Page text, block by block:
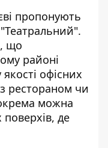
пропонують
.
що
районі
офісних
рестораном чи
можна
де